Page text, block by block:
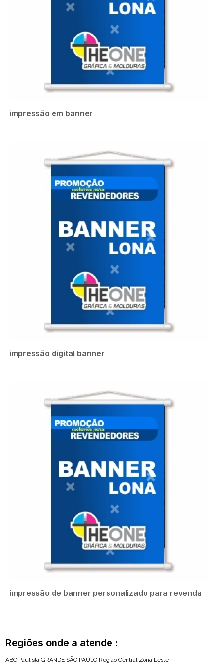
impressão em banner
impressão digital banner
impressão de banner personalizado para revenda
Regiões onde a atende :
ABC Paulista GRANDE SÃO PAULO Região Central Zona Leste